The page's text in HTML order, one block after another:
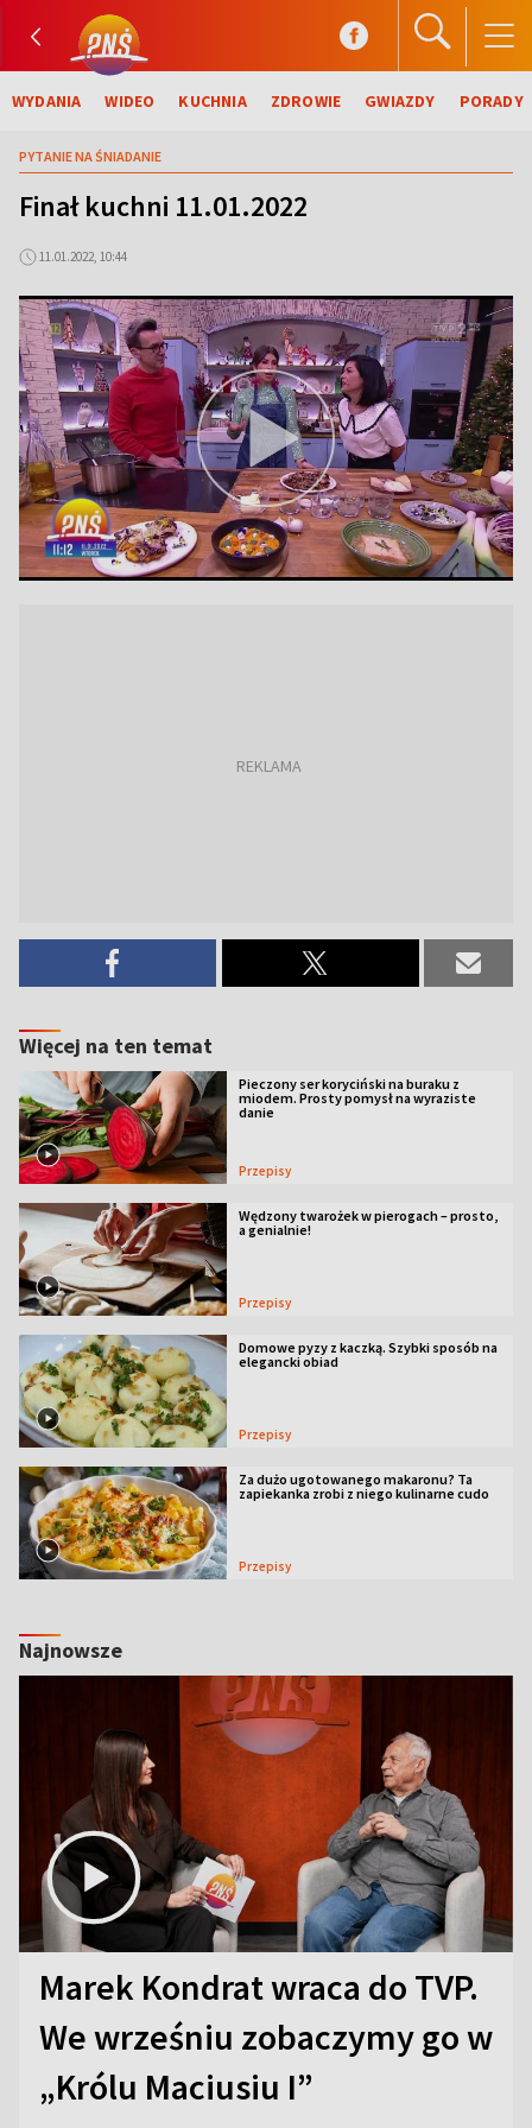
WYDANIA WIDEO KUCHNIA ZDROWIE GWIAZDY PORADY
PYTANIE NA ŚNIADANIE
Finał kuchni 11.01.2022
11.01.2022, 10:44
Więcej na ten temat
Pieczony ser koryciński na buraku z
miodem. Prosty pomysł na wyraziste
danie
Przepisy
Wędzony twarożek w pierogach – prosto,
a genialnie!
Przepisy
Domowe pyzy z kaczką. Szybki sposób na
elegancki obiad
Przepisy
Za dużo ugotowanego makaronu? Ta
zapiekanka zrobi z niego kulinarne cudo
Przepisy
Najnowsze
Marek Kondrat wraca do TVP.
We wrześniu zobaczymy go w
„Królu Maciusiu I”